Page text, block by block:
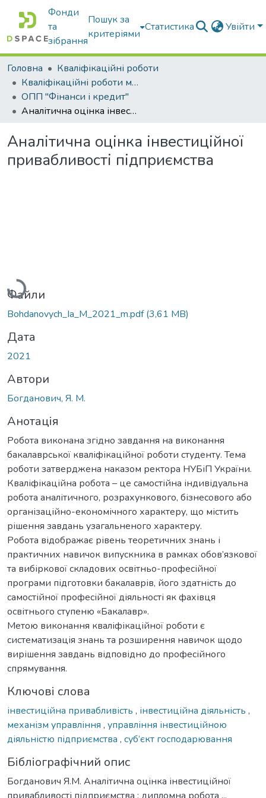
Фонди
та
зібрання
Пошук за
критеріями
Статистика Увійти
Головна
Кваліфікаційні роботи
Кваліфікаційні роботи магістрів
ОПП "Фінанси і кредит"
Аналітична оцінка інвестиційної привабливості підприємства
Аналітична оцінка інвестиційної
привабливості підприємства
Вантажиться...
Файли
Bohdanovych_Ia_M_2021_m.pdf(3,61 MB)
Дата
2021
Автори
Богданович, Я. М.
Анотація
Робота виконана згідно завдання на виконання
бакалаврської кваліфікаційної роботи студенту. Тема
роботи затверджена наказом ректора НУБіП України.
Кваліфікаційна робота – це самостійна індивідуальна
робота аналітичного, розрахункового, бізнесового або
організаційно-економічного характеру, що містить
рішення завдань узагальненого характеру.
Робота відображає рівень теоретичних знань і
практичних навичок випускника в рамках обов’язкової
та вибіркової складових освітньо-професійної
програми підготовки бакалаврів, його здатність до
самостійної професійної діяльності як фахівця
освітнього ступеню «Бакалавр».
Метою виконання кваліфікаційної роботи є
систематизація знань та розширення навичок щодо
вирішення завдань відповідно до професійного
спрямування.
Ключові слова
інвестиційна привабливість , інвестиційна діяльність ,
механізм управління , управління інвестиційною
діяльністю підприємства , суб’єкт господарювання
Бібліографічний опис
Богданович Я.М. Аналітична оцінка інвестиційної